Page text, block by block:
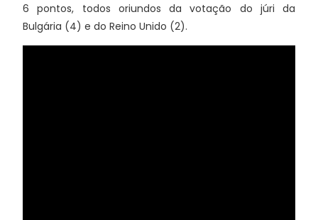
6 pontos, todos oriundos da votação do júri da
Bulgária (4) e do Reino Unido (2).